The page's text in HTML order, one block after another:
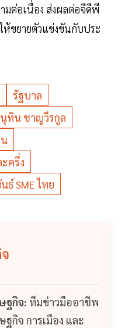
มต่อเนื่อง ส่งผลต่อจีดีพี
ห้ขยายตัวแข่งขันกับประ
รัฐบาล
ทิน ชาญวีรกูล
ครึ่ง
ธ์ SME ไทย
ฐกิจ: ทีมข่าวมืออาชีพ
กิจ การเมือง และ